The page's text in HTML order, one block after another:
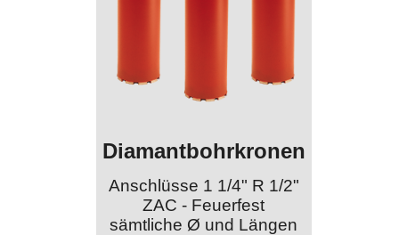
Diamantbohrkronen
Anschlüsse 1 1/4" R 1/2"
ZAC - Feuerfest
sämtliche Ø und Längen